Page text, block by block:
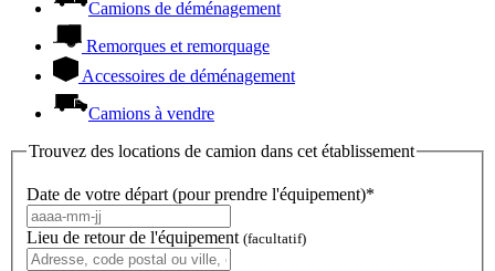
Camions de déménagement
Remorques et remorquage
Accessoires de déménagement
Camions à vendre
Trouvez des locations de camion dans cet établissement
Date de votre départ (pour prendre l'équipement)*
Lieu de retour de l'équipement (facultatif)